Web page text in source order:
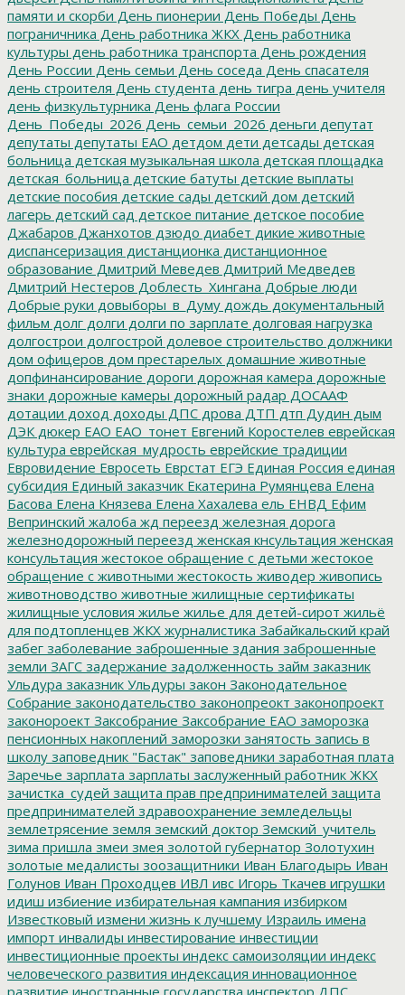
памяти и скорби День пионерии День Победы День
пограничника День работника ЖКХ День работника
культуры день работника транспорта День рождения
День России День семьи День соседа День спасателя
день строителя День студента день тигра день учителя
день физкультурника День флага России
День_Победы_2026 День_семьи_2026 деньги депутат
депутаты депутаты ЕАО детдом дети детсады детская
больница детская музыкальная школа детская площадка
детская_больница детские батуты детские выплаты
детские пособия детские сады детский дом детский
лагерь детский сад детское питание детское пособие
Джабаров Джанхотов дзюдо диабет дикие животные
диспансеризация дистанционка дистанционное
образование Дмитрий Меведев Дмитрий Медведев
Дмитрий Нестеров Доблесть_Хингана Добрые люди
Добрые руки довыборы_в_Думу дождь документальный
фильм долг долги долги по зарплате долговая нагрузка
долгострои долгострой долевое строительство должники
дом офицеров дом престарелых домашние животные
допфинансирование дороги дорожная камера дорожные
знаки дорожные камеры дорожный радар ДОСААФ
дотации доход доходы ДПС дрова ДТП дтп Дудин дым
ДЭК дюкер ЕАО ЕАО_тонет Евгений Коростелев еврейская
культура еврейская_мудрость еврейские традиции
Евровидение Евросеть Еврстат ЕГЭ Единая Россия единая
субсидия Единый заказчик Екатерина Румянцева Елена
Басова Елена Князева Елена Хахалева ель ЕНВД Ефим
Вепринский жалоба жд переезд железная дорога
железнодорожный переезд женская кнсультация женская
консультация жестокое обращение с детьми жестокое
обращение с животными жестокость живодер живопись
животноводство животные жилищные сертификаты
жилищные условия жилье жилье для детей-сирот жильё
для подтопленцев ЖКХ журналистика Забайкальский край
забег заболевание заброшенные здания заброшенные
земли ЗАГС задержание задолженность займ заказник
Ульдура заказник Ульдуры закон Законодательное
Собрание законодательство законопреокт законопроект
законороект Заксобрание Заксобрание ЕАО заморозка
пенсионных накоплений заморозки занятость запись в
школу заповедник "Бастак" заповедники заработная плата
Заречье зарплата зарплаты заслуженный работник ЖКХ
зачистка_судей защита прав предпринимателей защита
предпринимателей здравоохранение земледельцы
землетрясение земля земский доктор Земский_учитель
зима пришла змеи змея золотой губернатор Золотухин
золотые медалисты зоозащитники Иван Благодырь Иван
Голунов Иван Проходцев ИВЛ ивс Игорь Ткачев игрушки
идиш избиение избирательная кампания избирком
Известковый измени жизнь к лучшему Израиль имена
импорт инвалиды инвестирование инвестиции
инвестиционные проекты индекс самоизоляции индекс
человеческого развития индексация инновационное
развитие иностранные государства инспектор ДПС